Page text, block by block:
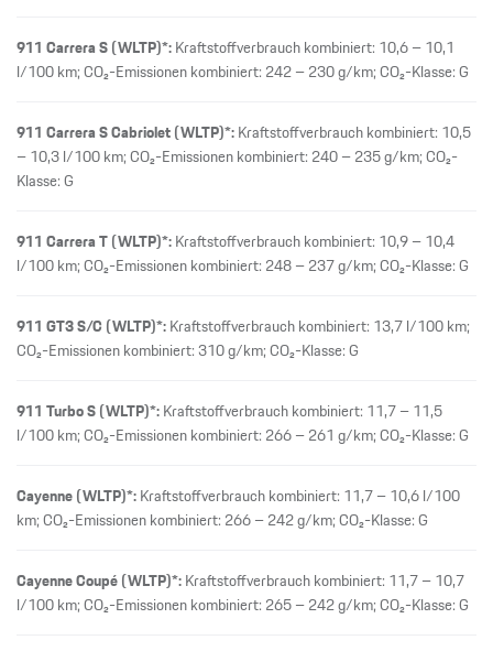
911 Carrera S (WLTP)*:Kraftstoffverbrauch kombiniert: 10,6 – 10,1
l/100 km; CO₂-Emissionen kombiniert: 242 – 230 g/km; CO₂-Klasse: G
911 Carrera S Cabriolet (WLTP)*:Kraftstoffverbrauch kombiniert: 10,5
– 10,3 l/100 km; CO₂-Emissionen kombiniert: 240 – 235 g/km; CO₂-
Klasse: G
911 Carrera T (WLTP)*:Kraftstoffverbrauch kombiniert: 10,9 – 10,4
l/100 km; CO₂-Emissionen kombiniert: 248 – 237 g/km; CO₂-Klasse: G
911 GT3 S/C (WLTP)*:Kraftstoffverbrauch kombiniert: 13,7 l/100 km;
CO₂-Emissionen kombiniert: 310 g/km; CO₂-Klasse: G
911 Turbo S (WLTP)*:Kraftstoffverbrauch kombiniert: 11,7 – 11,5
l/100 km; CO₂-Emissionen kombiniert: 266 – 261 g/km; CO₂-Klasse: G
Cayenne (WLTP)*:Kraftstoffverbrauch kombiniert: 11,7 – 10,6 l/100
km; CO₂-Emissionen kombiniert: 266 – 242 g/km; CO₂-Klasse: G
Cayenne Coupé (WLTP)*:Kraftstoffverbrauch kombiniert: 11,7 – 10,7
l/100 km; CO₂-Emissionen kombiniert: 265 – 242 g/km; CO₂-Klasse: G